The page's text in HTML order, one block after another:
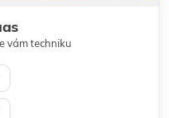
vám techniku